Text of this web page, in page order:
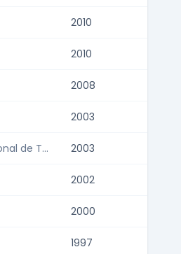
2010
2010
2008
2003
de T... 2003
2002
2000
1997